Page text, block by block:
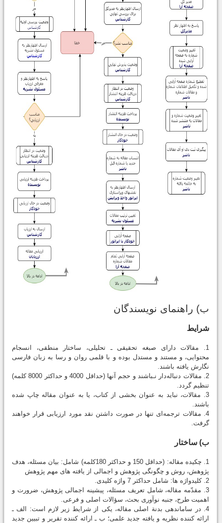
ب) راهنمای نویسندگان
شرایط
1. مقالات دارای صبغه تحقیقی ـ تحلیلی، ساختار منطقی، انسجام
محتوایی، و مستند و مستدل بوده و با قلمی روان و رسا به زبان فارسی
نگارش یافته باشند.
2. مقالات دنباله‌دار نـباشند و حجم آنها (حداقل 4000 و حداکثر 8000 کلمه)
تنظیم گردد.
3. مقالات، نباید به عنوان بخشی از کتاب، یا به عنوان مقاله چاپ شده
باشند.
4. مقالات ترجمه‌ای تنها در صورت داشتن نقد مورد ارزیابی قرار خواهند
گرفت.
ب) ساختار
1. چکیده مقاله: (حداقل 150 و حداکثر 180کلمه) شامل: بیان مسئله، هدف
پژوهش، روش و چگونگی پژوهش و اجمالی از یافته‏ های مهم پژوهش
2. کلیدواژه ‏ها: شامل حداکثر 7 واژه کلیدی.
3. مقدّمه مقاله، شامل تعریف مسئله، پیشینه اجمالی پژوهش، ضرورت و
اهمیت طرح، جنبه نوآوری بحث، سؤالات اصلی و فرعی.
4. در سامان‏دهی بدنة اصلی مقاله، یکی از شرایط زیر لازم است: الف ـ
ارائه کننده نظریه و یافته جدید علمی؛ ب ـ ارائه کننده تقریر و تبیین جدید